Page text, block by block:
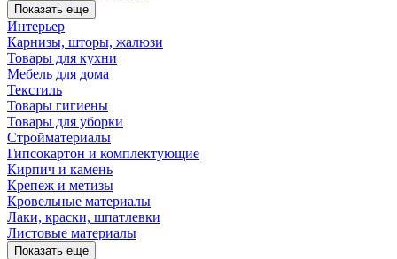
Показать еще
Интерьер
Карнизы, шторы, жалюзи
Товары для кухни
Мебель для дома
Текстиль
Товары гигиены
Товары для уборки
Стройматериалы
Гипсокартон и комплектующие
Кирпич и камень
Крепеж и метизы
Кровельные материалы
Лаки, краски, шпатлевки
Листовые материалы
Показать еще